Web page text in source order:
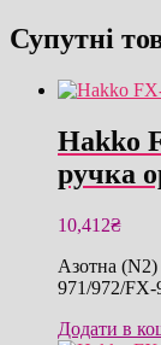
Супутні
Hakko
ручка
10,412₴
Азотна
971/972/FX-
Додати в